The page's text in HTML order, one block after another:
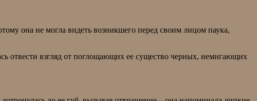
она не могла видеть возникшего перед своим лицом паука,
отвести взгляд от поглощающих ее существо черных, немигающих